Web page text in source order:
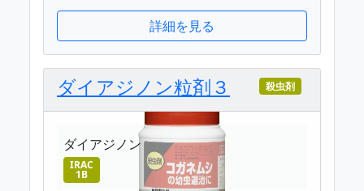
詳細を見る
ダイアジノン粒剤３ 殺虫剤
ダイアジノン
IRAC
1B